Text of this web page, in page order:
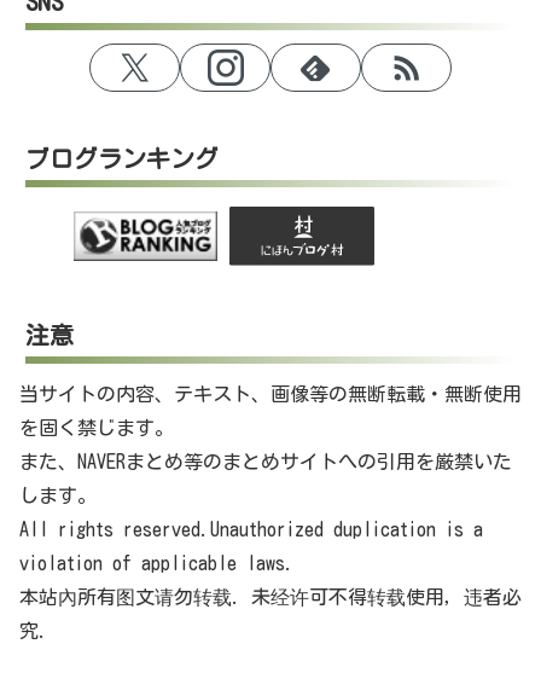
ブログランキング
注意
当サイトの内容、テキスト、画像等の無断転載・無断使用
を固く禁じます。
また、NAVERまとめ等のまとめサイトへの引用を厳禁いた
します。
All rights reserved.Unauthorized duplication is a
violation of applicable laws.
本站內所有图文请勿转载. 未经许可不得转载使用，违者必
究.